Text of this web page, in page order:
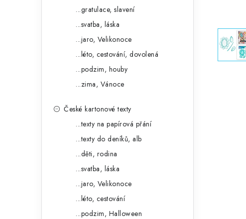
...gratulace, slavení
...svatba, láska
...jaro, Velikonoce
...léto, cestování, dovolená
...podzim, houby
...zima, Vánoce
České kartonové texty
...texty na papírová přání
...texty do deníků, alb
...děti, rodina
...svatba, láska
...jaro, Velikonoce
...léto, cestování
...podzim, Halloween